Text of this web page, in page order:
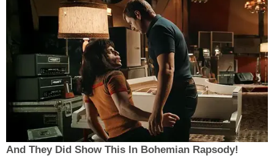
And They Did Show This In Bohemian Rapsody!